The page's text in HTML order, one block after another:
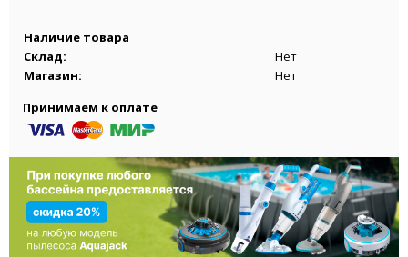
Наличие товара
Склад:
Нет
Магазин:
Нет
Принимаем к оплате